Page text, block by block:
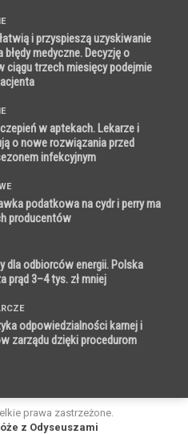
i przyspieszą uzyskiwanie
medyczne. Decyzję o
ciągu trzech miesięcy podejmie
w aptekach. Lekarze i
o nowe rozwiązania przed
infekcyjnym
podatkowa na cydr i perry ma
producentów
dla odbiorców energii. Polska
prąd 3–4 tys. zł mniej
odpowiedzialności karnej i
zarządu dzięki procedurom
prawa zastrzeżone.
z Odyseuszami